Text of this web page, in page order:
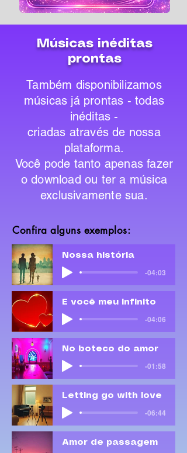
Músicas inéditas
prontas
Também disponibilizamos
músicas já prontas - todas
inéditas -
criadas através de nossa
plataforma.
Você pode tanto apenas fazer
o download ou ter a música
exclusivamente sua.
Confira alguns exemplos:
Nossa história
-04:03
É você meu infinito
-04:06
No boteco do amor
-01:58
Letting go with love
-06:44
Amor de passagem